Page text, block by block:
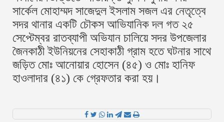
সার্কেল মোহাম্মদ সাজেদুল ইসলাম সজল এর নেতৃত্বে
সদর থানার একটি চৌকস আভিযানিক দল গত ২৫
সেপ্টেম্বর রাতব্যাপী অভিযান চালিয়ে সদর উপজেলার
জৈনকাঠী ইউনিয়নের সেহাকাঠী গ্রাম হতে ঘটনার সাথে
জড়িত মোঃ আনোয়ার হোসেন (৪৫) ও মোঃ হানিফ
হাওলাদার (৪১) কে গ্রেফতার করা হয়।